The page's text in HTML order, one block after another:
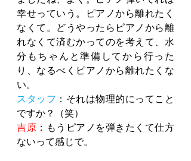
幸せっていう。ピアノから離れたく
なくて。どうやったらピアノから離
れなくて済むかってのを考えて、水
分もちゃんと準備してから行った
り、なるべくピアノから離れたくな
い。
スタッフ ：それは物理的にってこと
ですか？（笑）
吉原 ：もうピアノを弾きたくて仕方
ないって感じで。